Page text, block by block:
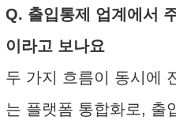
Q. 출입통제 업계에서
이라고 보나요
두 가지 흐름이 동시에
는 플랫폼 통합화로, 출